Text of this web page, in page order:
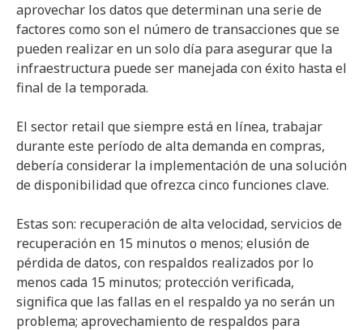
aprovechar los datos que determinan una serie de
factores como son el número de transacciones que se
pueden realizar en un solo día para asegurar que la
infraestructura puede ser manejada con éxito hasta el
final de la temporada.
El sector retail que siempre está en línea, trabajar
durante este período de alta demanda en compras,
debería considerar la implementación de una solución
de disponibilidad que ofrezca cinco funciones clave.
Estas son: recuperación de alta velocidad, servicios de
recuperación en 15 minutos o menos; elusión de
pérdida de datos, con respaldos realizados por lo
menos cada 15 minutos; protección verificada,
significa que las fallas en el respaldo ya no serán un
problema; aprovechamiento de respaldos para